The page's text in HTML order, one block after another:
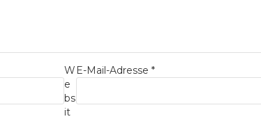
E-Mail-Adresse*
W
e
bs
it